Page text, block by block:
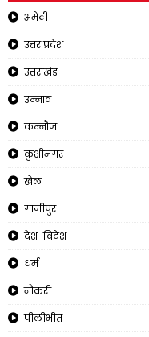
अमेठी
उत्तर प्रदेश
उत्तराखंड
उन्नाव
कन्नौज
कुशीनगर
खेल
गाजीपुर
देश-विदेश
धर्म
नौकरी
पीलीभीत